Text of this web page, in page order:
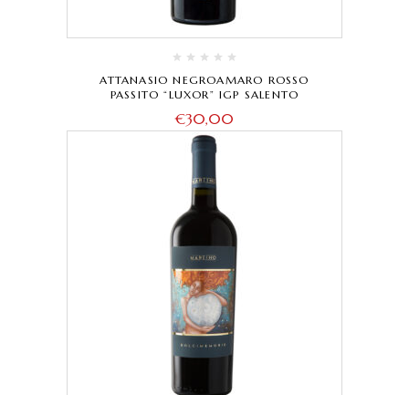
ATTANASIO NEGROAMARO ROSSO
PASSITO “LUXOR” IGP SALENTO
€30,00